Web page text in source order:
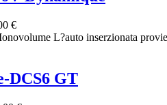
€
L?auto inserzionata
DCS6 GT